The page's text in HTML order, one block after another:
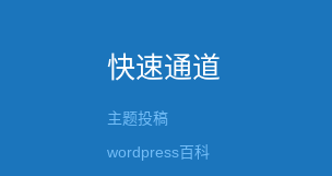
快速通道
主题投稿
wordpress百科